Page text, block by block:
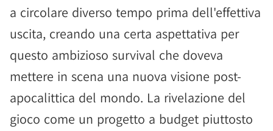
a circolare diverso tempo prima dell'effettiva
uscita, creando una certa aspettativa per
questo ambizioso survival che doveva
mettere in scena una nuova visione post-
apocalittica del mondo. La rivelazione del
gioco come un progetto a budget piuttosto